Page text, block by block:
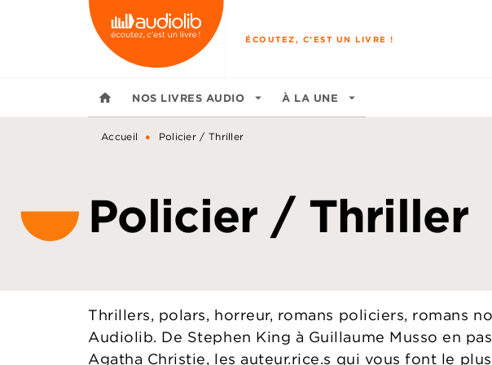
MENU RECHERCHE
ÉCOUTEZ, C'EST UN LIVRE !
home NOS LIVRES AUDIO arrow_drop_down À LA UNE arrow_drop_down
Accueil • Policier / Thriller
Policier / Thriller
Thrillers, polars, horreur, romans policiers, romans
Audiolib. De Stephen King à Guillaume Musso en
Agatha Christie, les auteur.rice.s qui vous font le